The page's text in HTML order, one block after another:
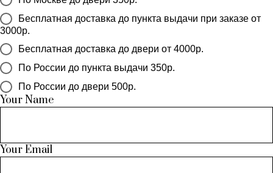
Бесплатная доставка до пункта выдачи при заказе от
3000р.
Бесплатная доставка до двери от 4000р.
По России до пункта выдачи 350р.
По России до двери 500р.
Your Name
Your Email